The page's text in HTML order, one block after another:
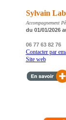
Sylvain
Accompagnement
du 01/01/2026
06 77 63 82 76
Contacter par
Site web